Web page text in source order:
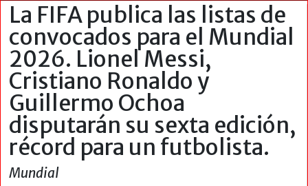
La FIFA publica las listas de
convocados para el Mundial
2026. Lionel Messi,
Cristiano Ronaldo y
Guillermo Ochoa
disputarán su sexta edición,
récord para un futbolista.
Mundial